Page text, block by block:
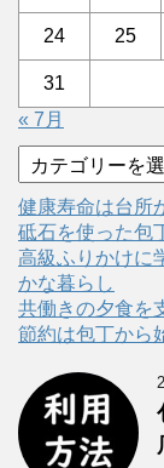
24 25
31
« 7月
テ
ゴ
リ
ー
健康寿命は台所
砥石を使った包
高級ふりかけに
かな暮らし
共働きの夕食を
節約は包丁から